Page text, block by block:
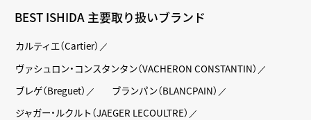
BEST ISHIDA 主要取り扱いブランド
カルティエ（Cartier）
ヴァシュロン・コンスタンタン（VACHERON CONSTANTIN）
ブレゲ（Breguet）
ブランパン（BLANCPAIN）
ジャガー・ルクルト（JAEGER LECOULTRE）